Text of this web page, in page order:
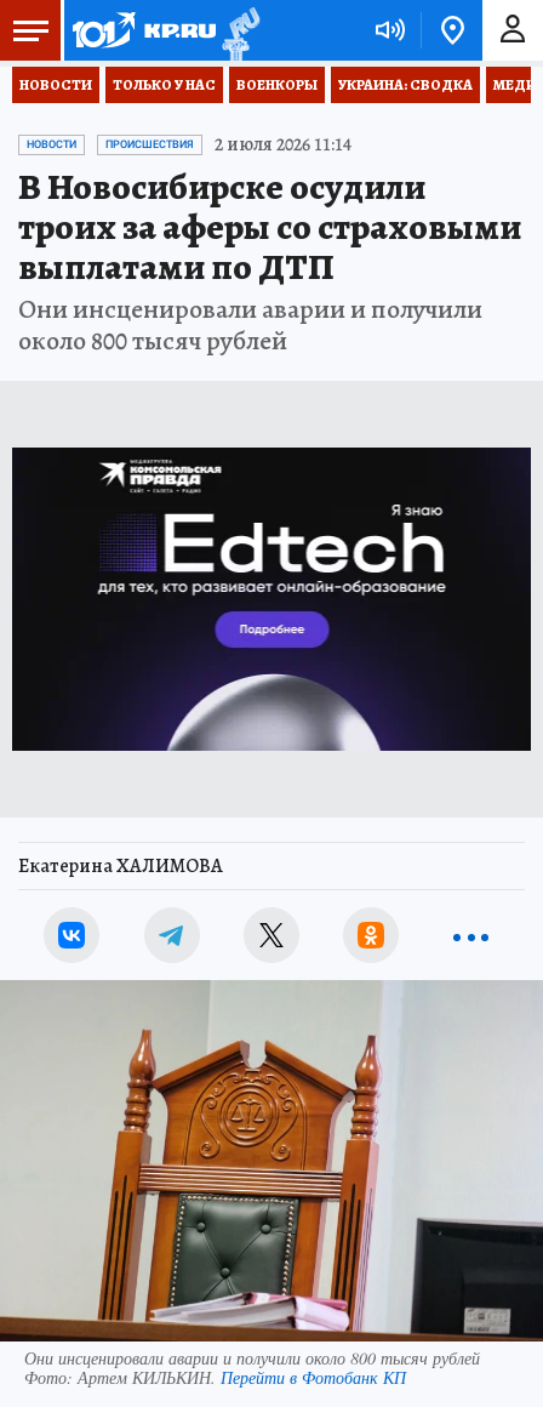
НОВОСТИ ТОЛЬКО У НАС ВОЕНКОРЫ УКРАИНА: СВОДКА
НОВОСТИ ПРОИСШЕСТВИЯ 2 июля 2026 11:14
В Новосибирске осудили
троих за аферы со страховыми
выплатами по ДТП
Они инсценировали аварии и получили
около 800 тысяч рублей
Екатерина ХАЛИМОВА
Они инсценировали аварии и получили около 800 тысяч рублей
Фото: Артем КИЛЬКИН. Перейти в Фотобанк КП